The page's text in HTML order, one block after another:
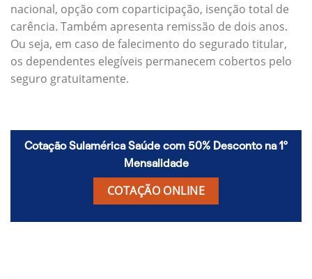
nacional, opção com coparticipação, isenção total de
carência. Também apresenta remissão de dois anos.
Ou seja, em caso de falecimento do segurado titular,
os dependentes elegíveis permanecem cobertos pelo
seguro gratuitamente.
Cotação Sulamérica Saúde com 50% Desconto na 1º
Mensalidade
COTAÇÃO ONLINE